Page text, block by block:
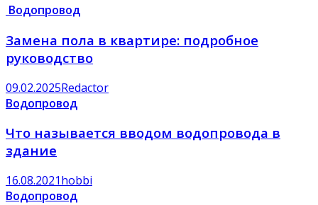
Водопровод
Замена пола в квартире: подробное
руководство
09.02.2025Redactor
Водопровод
Что называется вводом водопровода в
здание
16.08.2021hobbi
Водопровод